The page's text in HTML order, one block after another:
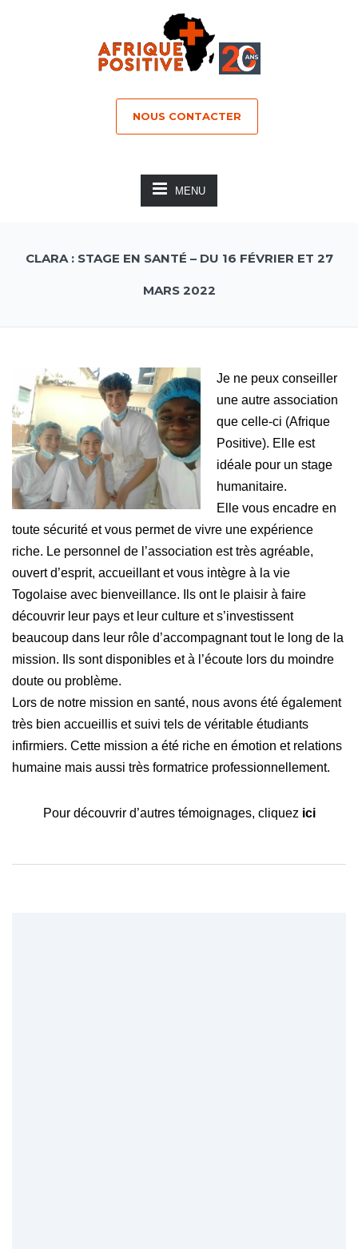
NOUS CONTACTER
MENU
CLARA : STAGE EN SANTÉ – DU 16 FÉVRIER ET 27
MARS 2022
Je ne peux conseiller
une autre association
que celle-ci (Afrique
Positive). Elle est
idéale pour un stage
humanitaire.
Elle vous encadre en
toute sécurité et vous permet de vivre une expérience
riche. Le personnel de l’association est très agréable,
ouvert d’esprit, accueillant et vous intègre à la vie
Togolaise avec bienveillance. Ils ont le plaisir à faire
découvrir leur pays et leur culture et s’investissent
beaucoup dans leur rôle d’accompagnant tout le long de la
mission. Ils sont disponibles et à l’écoute lors du moindre
doute ou problème.
Lors de notre mission en santé, nous avons été également
très bien accueillis et suivi tels de véritable étudiants
infirmiers. Cette mission a été riche en émotion et relations
humaine mais aussi très formatrice professionnellement.
Pour découvrir d’autres témoignages, cliquez ici